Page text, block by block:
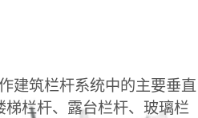
建筑栏杆系统中的主要垂直
栏杆、露台栏杆、玻璃栏